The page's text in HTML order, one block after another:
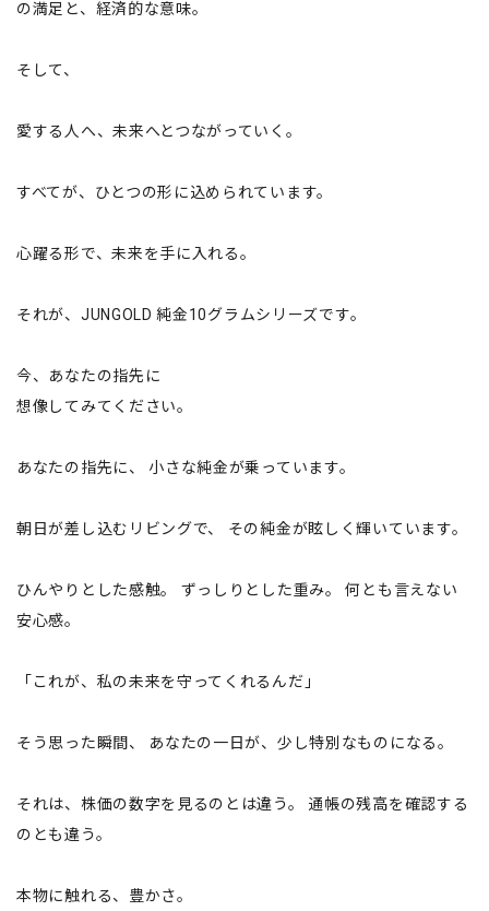
の満足と、経済的な意味。
そして、
愛する人へ、未来へとつながっていく。
すべてが、ひとつの形に込められています。
心躍る形で、未来を手に入れる。
それが、JUNGOLD 純金10グラムシリーズです。
今、あなたの指先に
想像してみてください。
あなたの指先に、 小さな純金が乗っています。
朝日が差し込むリビングで、 その純金が眩しく輝いています。
ひんやりとした感触。 ずっしりとした重み。 何とも言えない
安心感。
「これが、私の未来を守ってくれるんだ」
そう思った瞬間、 あなたの一日が、少し特別なものになる。
それは、株価の数字を見るのとは違う。 通帳の残高を確認する
のとも違う。
本物に触れる、豊かさ。